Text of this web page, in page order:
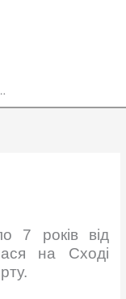
7 років від
на Сході